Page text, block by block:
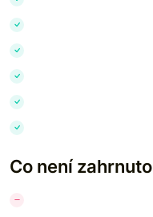
Co není zahrnuto